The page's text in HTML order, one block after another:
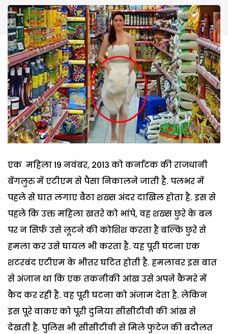
एक महिला 19 नवंबर, 2013 को कर्नाटक की राजधानी
बेंगलुरु में एटीएम से पैसा निकालने जाती है. पलभर में
पहले से घात लगाए बैठा शख्स अंदर दाखिल होता है. इस से
पहले कि उक्त महिला खतरे को भांपे, वह शख्स छुरे के बल
पर न सिर्फ उसे लूटने की कोशिश करता है बल्कि छुरे से
हमला कर उसे घायल भी करता है. यह पूरी घटना एक
शटरबंद एटीएम के भीतर घटित होती है. हमलावर इस बात
से अंजान था कि एक तकनीकी आंख उसे अपने कैमरे में
कैद कर रही है. वह पूरी घटना को अंजाम देता है. लेकिन
इस पूरे वाकए को पूरी दुनिया सीसीटीवी की आंख से
देखती है. पुलिस भी सीसीटीवी से मिले फुटेज की बदौलत